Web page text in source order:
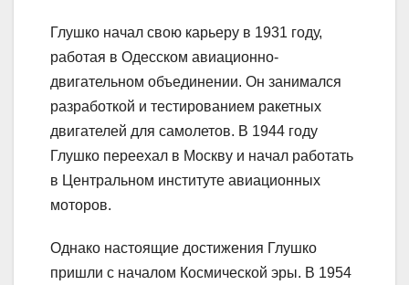
Глушко начал свою карьеру в 1931 году,
работая в Одесском авиационно-
двигательном объединении. Он занимался
разработкой и тестированием ракетных
двигателей для самолетов. В 1944 году
Глушко переехал в Москву и начал работать
в Центральном институте авиационных
моторов.
Однако настоящие достижения Глушко
пришли с началом Космической эры. В 1954